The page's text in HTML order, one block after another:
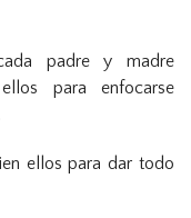
padre y madre
para enfocarse
ellos para dar todo